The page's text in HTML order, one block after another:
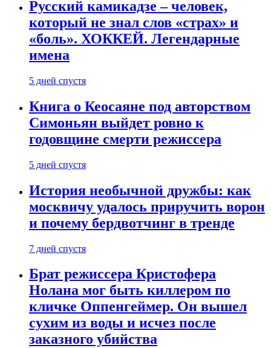
Русский камикадзе – человек,
который не знал слов «страх» и
«боль». ХОККЕЙ. Легендарные
имена
5 дней спустя
Книга о Кеосаяне под авторством
Симоньян выйдет ровно к
годовщине смерти режиссера
5 дней спустя
История необычной дружбы: как
москвичу удалось приручить ворон
и почему бердвотчинг в тренде
7 дней спустя
Брат режиссера Кристофера
Нолана мог быть киллером по
кличке Оппенгеймер. Он вышел
сухим из воды и исчез после
заказного убийства